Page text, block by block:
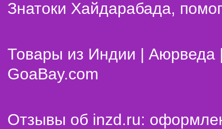
Знатоки Хайдарабада,
Товары из Индии | Аюрведа
GoaBay.com
Отзывы об inzd.ru: